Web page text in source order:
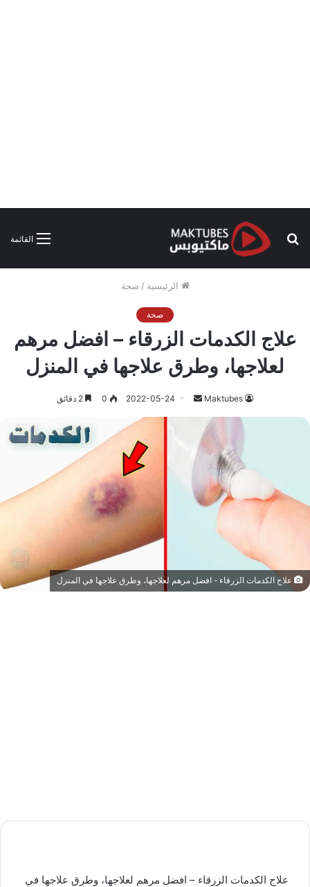
القائمة
بحث
الرئيسية / صحة
صحة
علاج الكدمات الزرقاء – افضل مرهم
لعلاجها، وطرق علاجها في المنزل
Maktubes
أرسل 2022-05-24
0
علاج الكدمات الزرقاء - افضل مرهم لعلاجها، وطرق علاجها في المنزل
علاج الكدمات الزرقاء – افضل مرهم لعلاجها، وطرق علاجها في